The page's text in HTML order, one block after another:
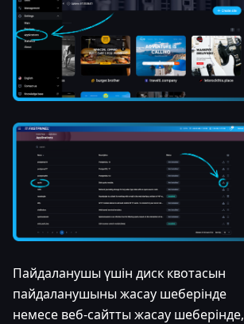
Пайдаланушы үшін диск квотасын
пайдаланушыны жасау шеберінде
немесе веб-сайтты жасау шеберінде,